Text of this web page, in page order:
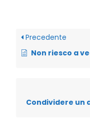
Precedente
Non riesco a
Condividere un